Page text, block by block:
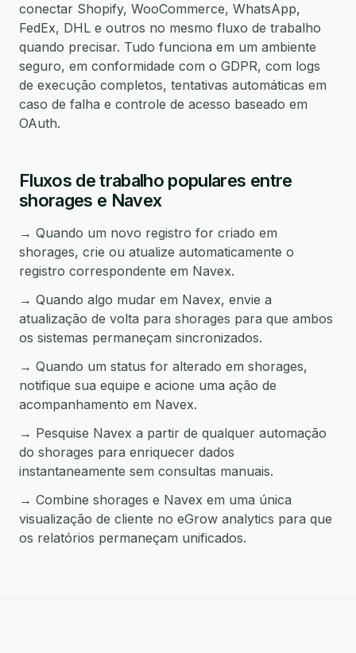
conectar Shopify, WooCommerce, WhatsApp,
FedEx, DHL e outros no mesmo fluxo de trabalho
quando precisar. Tudo funciona em um ambiente
seguro, em conformidade com o GDPR, com logs
de execução completos, tentativas automáticas em
caso de falha e controle de acesso baseado em
OAuth.
Fluxos de trabalho populares entre
shorages e Navex
→ Quando um novo registro for criado em
shorages, crie ou atualize automaticamente o
registro correspondente em Navex.
→ Quando algo mudar em Navex, envie a
atualização de volta para shorages para que ambos
os sistemas permaneçam sincronizados.
→ Quando um status for alterado em shorages,
notifique sua equipe e acione uma ação de
acompanhamento em Navex.
→ Pesquise Navex a partir de qualquer automação
do shorages para enriquecer dados
instantaneamente sem consultas manuais.
→ Combine shorages e Navex em uma única
visualização de cliente no eGrow analytics para que
os relatórios permaneçam unificados.